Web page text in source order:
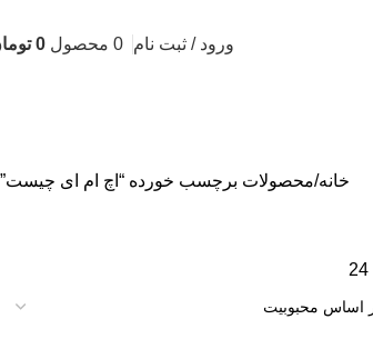
ورود / ثبت نام 0 محصول 0
خانه محصولات برچسب خورده “اچ ام ای چیست”
24